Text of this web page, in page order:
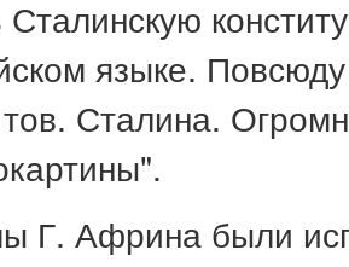
Сталинскую
языке.
Сталина.
Г. Африна были